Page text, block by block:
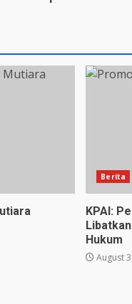
Berita
KPAI:
Hukum
August